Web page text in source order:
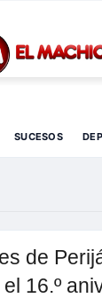
SUCESOS
de
16.º